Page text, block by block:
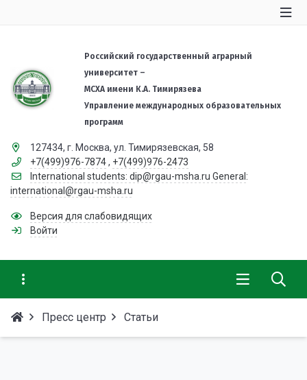
Российский государственный аграрный
университет –
МСХА имени К.А. Тимирязева
Управление международных образовательных
программ
127434, г. Москва, ул. Тимирязевская, 58
+7(499)976-7874 , +7(499)976-2473
International students: dip@rgau-msha.ru General:
international@rgau-msha.ru
Версия для слабовидящих
Войти
Пресс центр Статьи